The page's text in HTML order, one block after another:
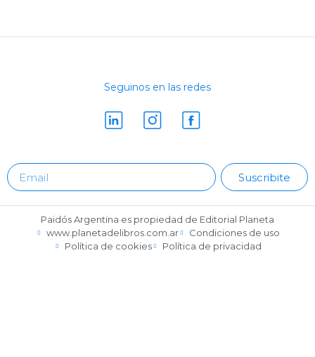
Seguinos en las redes
Suscribite
Paidós Argentina es propiedad de Editorial Planeta
www.planetadelibros.com.ar
Condiciones de uso
Política de cookies
Política de privacidad